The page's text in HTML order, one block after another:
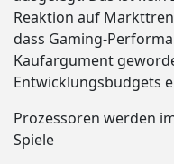
Reaktion auf
dass Gaming-
Kaufargument
Entwicklungsbudgets
Prozessoren werden
Spiele